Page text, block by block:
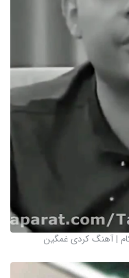
| آهنگ کردی غمگین